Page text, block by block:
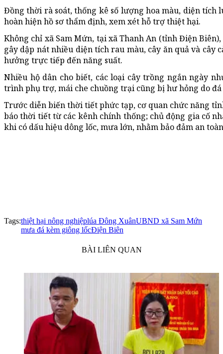
Đồng thời rà soát, thống kê số lượng hoa màu, diện tích
hoàn hiện hồ sơ thẩm định, xem xét hỗ trợ thiệt hại.
Không chỉ xã Sam Mứn, tại xã Thanh An (tỉnh Điện
gây dập nát nhiều diện tích rau màu, cây ăn quả và
hưởng trực tiếp đến năng suất.
Nhiều hộ dân cho biết, các loại cây trồng ngắn ngày
trình phụ trợ, mái che chuồng trại cũng bị hư hỏng do
Trước diễn biến thời tiết phức tạp, cơ quan chức năng
báo thời tiết từ các kênh chính thống; chủ động gia cố
khi có dấu hiệu dông lốc, mưa lớn, nhằm bảo đảm an
Tags:thiệt hại nông nghiệplúa Đông XuânUBND xã Sam Mứn
mưa đá kèm giông lốcĐiện Biên
BÀI LIÊN QUAN